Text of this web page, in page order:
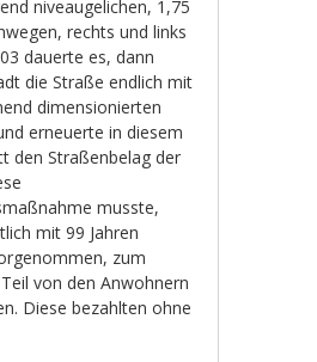
niveaugelichen, 1,75
rechts und links
dauerte es, dann
die Straße endlich mit
dimensionierten
erneuerte in diesem
den Straßenbelag der
musste,
mit 99 Jahren
zum
von den Anwohnern
Diese bezahlten ohne